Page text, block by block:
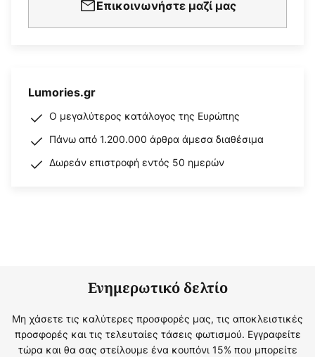
Επικοινωνήστε μαζί μας
Lumories.gr
Ο μεγαλύτερος κατάλογος της Ευρώπης
Πάνω από 1.200.000 άρθρα άμεσα διαθέσιμα
Δωρεάν επιστροφή εντός 50 ημερών
Ενημερωτικό δελτίο
Μη χάσετε τις καλύτερες προσφορές μας, τις αποκλειστικές
προσφορές και τις τελευταίες τάσεις φωτισμού. Εγγραφείτε
τώρα και θα σας στείλουμε ένα κουπόνι 15% που μπορείτε